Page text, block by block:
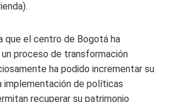
que el centro de Bogotá ha
proceso de transformación
ha podido incrementar su
implementación de políticas
recuperar su patrimonio